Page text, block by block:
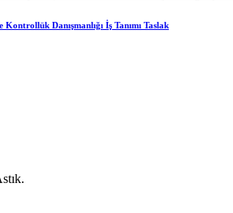
Danışmanlığı İş Tanımı Taslak